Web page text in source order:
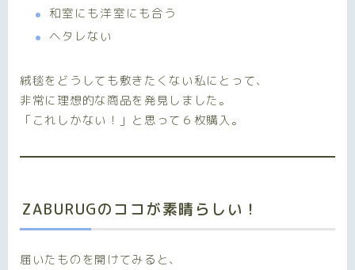
和室にも洋室にも合う
ヘタレない
絨毯をどうしても敷きたくない私にとって、
非常に理想的な商品を発見しました。
「これしかない！」と思って６枚購入。
ZABURUGのココが素晴らしい！
届いたものを開けてみると、